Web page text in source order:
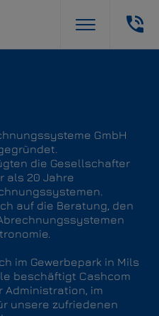
GmbH
die Gesellschafter
als 20 Jahre
auf die Beratung, den
im Gewerbepark in Mils
beschäftigt Cashcom
Administration, im
unsere zufriedenen